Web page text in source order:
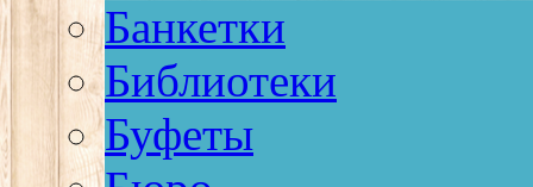
Банкетки
Библиотеки
Буфеты